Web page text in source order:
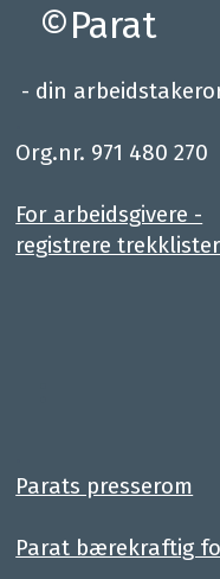
©Parat
- din
Org.nr. 971 480 270
For arbeidsgivere -
registrere trekklister
Parats presserom
Parat bærekraftig